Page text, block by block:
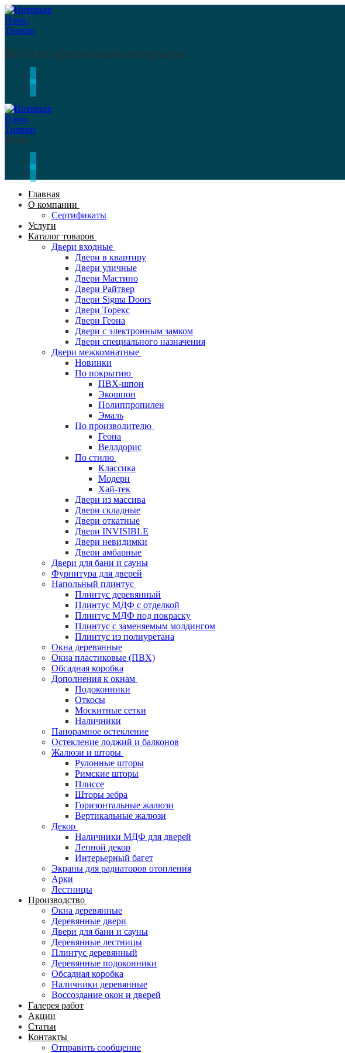
Перейти
к
содержимому
Меню
Закрыть
Всё для оформления интерьера
Меню
Главная
О компании
Сертификаты
Услуги
Каталог товаров
Двери входные
Двери в квартиру
Двери уличные
Двери Мастино
Двери Райтвер
Двери Sigma Doors
Двери Торекс
Двери Геона
Двери с электронным замком
Двери специального назначения
Двери межкомнатные
Новинки
По покрытию
ПВХ-шпон
Экошпон
Полиппропилен
Эмаль
По производителю
Геона
Веллдорис
По стилю
Классика
Модерн
Хай-тек
Двери из массива
Двери складные
Двери откатные
Двери INVISIBLE
Двери невидимки
Двери амбарные
Двери для бани и сауны
Фурнитура для дверей
Напольный плинтус
Плинтус деревянный
Плинтус МДФ с отделкой
Плинтус МДФ под покраску
Плинтус с заменяемым молдингом
Плинтус из полиуретана
Окна деревянные
Окна пластиковые (ПВХ)
Обсадная коробка
Дополнения к окнам
Подоконники
Откосы
Москитные сетки
Наличники
Панорамное остекление
Остекление лоджий и балконов
Жалюзи и шторы
Рулонные шторы
Римские шторы
Плиссе
Шторы зебра
Горизонтальные жалюзи
Вертикальные жалюзи
Декор
Наличники МДФ для дверей
Лепной декор
Интерьерный багет
Экраны для радиаторов отопления
Арки
Лестницы
Производство
Окна деревянные
Деревянные двери
Двери для бани и сауны
Деревянные лестницы
Плинтус деревянный
Деревянные подоконники
Обсадная коробка
Наличники деревянные
Воссоздание окон и дверей
Галерея работ
Акции
Статьи
Контакты
Отправить сообщение